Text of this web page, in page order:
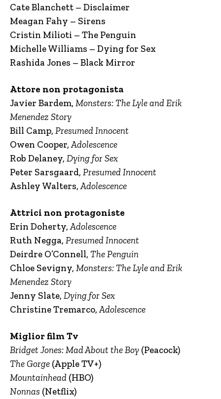
Cate Blanchett – Disclaimer
Meagan Fahy – Sirens
Cristin Milioti – The Penguin
Michelle Williams – Dying for Sex
Rashida Jones – Black Mirror
Attore non protagonista
Javier Bardem, Monsters: The Lyle and Erik
Menendez Story
Bill Camp, Presumed Innocent
Owen Cooper,Adolescence
Rob Delaney, Dying for Sex
Peter Sarsgaard, Presumed Innocent
Ashley Walters,Adolescence
Attrici non protagoniste
Erin Doherty,Adolescence
Ruth Negga, Presumed Innocent
Deirdre O’Connell, The Penguin
Chloe Sevigny, Monsters: The Lyle and Erik
Menendez Story
Jenny Slate, Dying for Sex
Christine Tremarco,Adolescence
Miglior film Tv
Bridget Jones: Mad About the Boy (Peacock)
The Gorge (Apple TV+)
Mountainhead (HBO)
Nonnas (Netflix)